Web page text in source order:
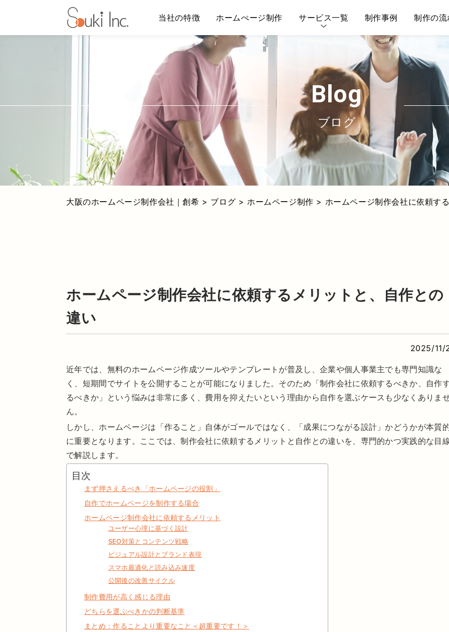
: Undefined array key "HTTP_ACCEPT_LANGUAGE" in/home/soukiinc/souki-inc.co.jp/public_html/
当社の特徴 ホームぺージ制作 サービス一覧 制作事例 制作の流
ホームページ制作 AI対策(AIO/LLMO) リスティング広告
blog
ブログ
大阪のホームページ制作会社｜創希 > ブログ >ホームページ制作 > ホームページ制作会社に依頼す
ホームページ制作会社に依頼するメリットと、自作との
違い
2025/11/
近年では、無料のホームページ作成ツールやテンプレートが普及し、企業や個人事業主でも専門知識な
く、短期間でサイトを公開することが可能になりました。そのため「制作会社に依頼するべきか、自作
るべきか」という悩みは非常に多く、費用を抑えたいという理由から自作を選ぶケースも少なくありま
ん。
しかし、ホームページは「作ること」自体がゴールではなく、「成果につながる設計」かどうかが本質
に重要となります。ここでは、制作会社に依頼するメリットと自作との違いを、専門的かつ実践的な目
で解説します。
目次
まず押さえるべき「ホームページの役割」
自作でホームページを制作する場合
ホームページ制作会社に依頼するメリット
ユーザー心理に基づく設計
SEO対策とコンテンツ戦略
ビジュアル設計とブランド表現
スマホ最適化と読み込み速度
公開後の改善サイクル
制作費用が高く感じる理由
どちらを選ぶべきかの判断基準
まとめ：作ることより重要なこと＜超重要です！＞